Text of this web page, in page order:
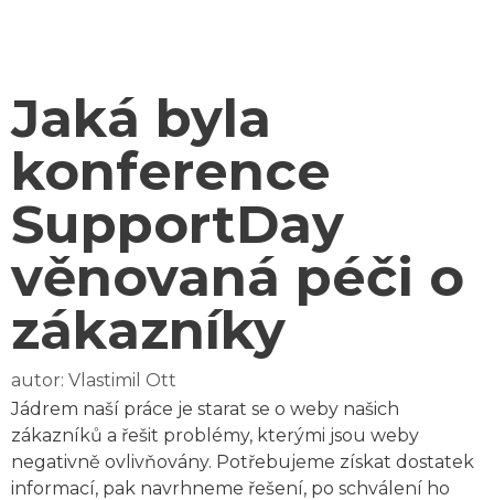
Jaká byla
konference
SupportDay
věnovaná péči o
zákazníky
autor: Vlastimil Ott
Jádrem naší práce je starat se o weby našich
zákazníků a řešit problémy, kterými jsou weby
negativně ovlivňovány. Potřebujeme získat dostatek
informací, pak navrhneme řešení, po schválení ho